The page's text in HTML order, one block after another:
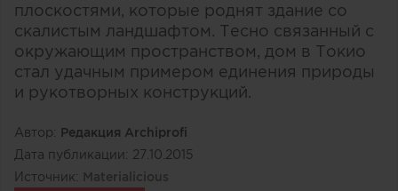
плоскостями, которые роднят здание со
скалистым ландшафтом. Тесно связанный с
окружающим пространством, дом в Токио
стал удачным примером единения природы
и рукотворных конструкций.
Автор: Редакция Archiprofi
Дата публикации: 27.10.2015
Источник: Materialicious